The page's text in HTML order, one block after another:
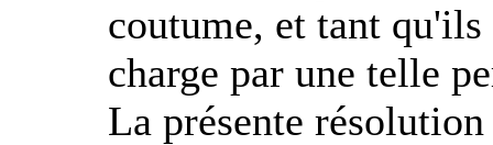
coutume, et tant
charge par une telle
La présente